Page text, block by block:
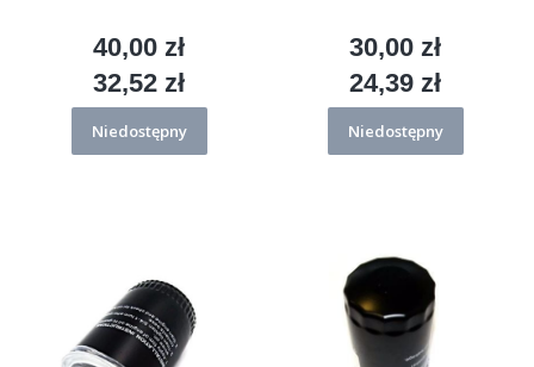
Cena
40,00 zł
Cena
32,52 zł
Niedostępny
Cena
30,00 zł
Cena
24,39 zł
Niedostępny